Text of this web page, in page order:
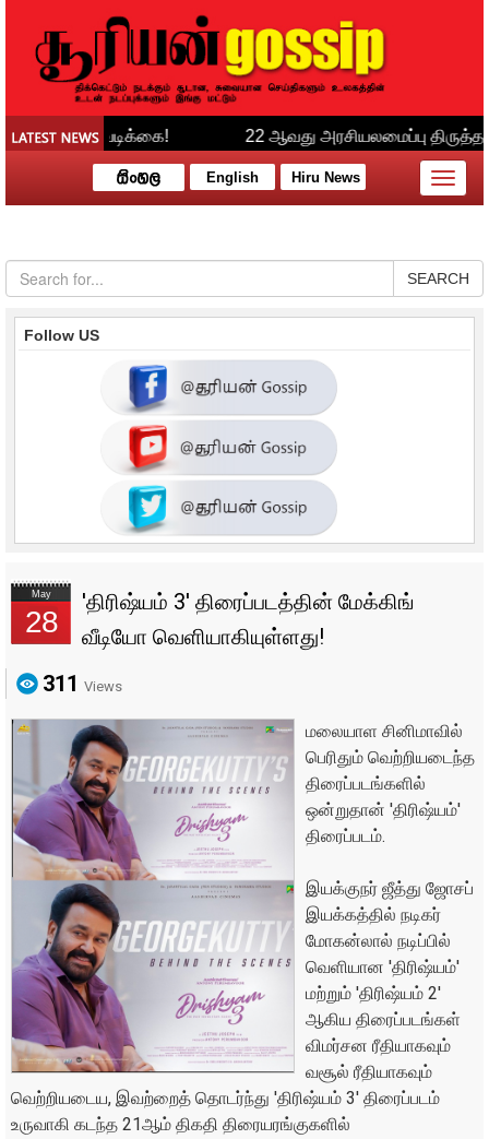
English Hiru News
Toggle
SEARCH
Follow US
May
28
'திரிஷ்யம் 3' திரைப்படத்தின் மேக்கிங்
வீடியோ வெளியாகியுள்ளது!
311 Views
மலையாள சினிமாவில்
பெரிதும் வெற்றியடைந்த
திரைப்படங்களில்
ஒன்றுதான் 'திரிஷ்யம்'
திரைப்படம்.
இயக்குநர் ஜீத்து ஜோசப்
இயக்கத்தில் நடிகர்
மோகன்லால் நடிப்பில்
வெளியான 'திரிஷ்யம்'
மற்றும் 'திரிஷ்யம் 2'
ஆகிய திரைப்படங்கள்
விமர்சன ரீதியாகவும்
வசூல் ரீதியாகவும்
வெற்றியடைய, இவற்றைத் தொடர்ந்து 'திரிஷ்யம் 3' திரைப்படம்
உருவாகி கடந்த 21ஆம் திகதி திரையரங்குகளில்